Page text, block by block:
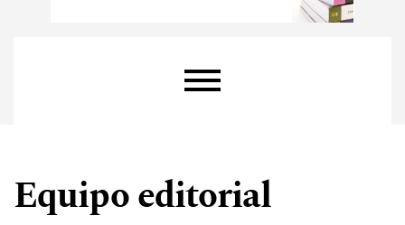
Menú principal
Equipo editorial